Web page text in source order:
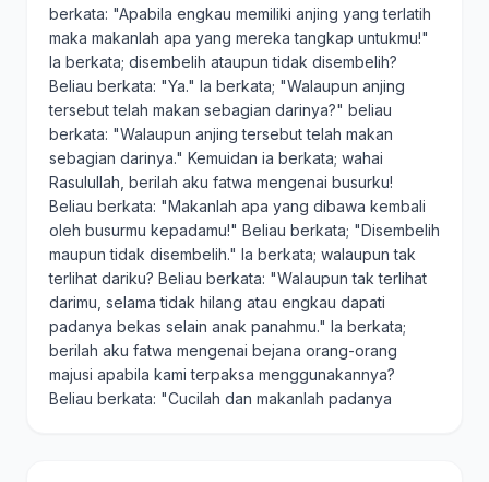
berkata: "Apabila engkau memiliki anjing yang terlatih
maka makanlah apa yang mereka tangkap untukmu!"
Ia berkata; disembelih ataupun tidak disembelih?
Beliau berkata: "Ya." Ia berkata; "Walaupun anjing
tersebut telah makan sebagian darinya?" beliau
berkata: "Walaupun anjing tersebut telah makan
sebagian darinya." Kemuidan ia berkata; wahai
Rasulullah, berilah aku fatwa mengenai busurku!
Beliau berkata: "Makanlah apa yang dibawa kembali
oleh busurmu kepadamu!" Beliau berkata; "Disembelih
maupun tidak disembelih." Ia berkata; walaupun tak
terlihat dariku? Beliau berkata: "Walaupun tak terlihat
darimu, selama tidak hilang atau engkau dapati
padanya bekas selain anak panahmu." Ia berkata;
berilah aku fatwa mengenai bejana orang-orang
majusi apabila kami terpaksa menggunakannya?
Beliau berkata: "Cucilah dan makanlah padanya